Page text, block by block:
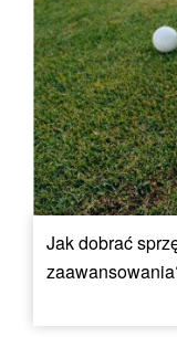
Jak dobrać